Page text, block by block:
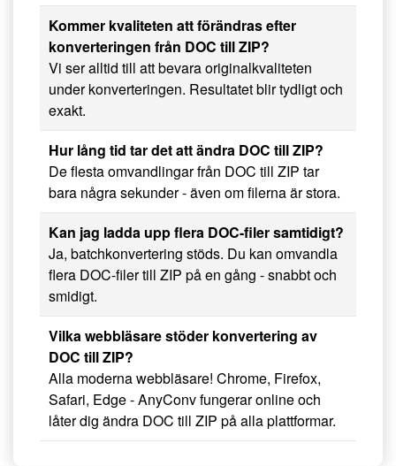
Kommer kvaliteten att förändras efter
konverteringen från DOC till ZIP?
Vi ser alltid till att bevara originalkvaliteten
under konverteringen. Resultatet blir tydligt och
exakt.
Hur lång tid tar det att ändra DOC till ZIP?
De flesta omvandlingar från DOC till ZIP tar
bara några sekunder - även om filerna är stora.
Kan jag ladda upp flera DOC-filer samtidigt?
Ja, batchkonvertering stöds. Du kan omvandla
flera DOC-filer till ZIP på en gång - snabbt och
smidigt.
Vilka webbläsare stöder konvertering av
DOC till ZIP?
Alla moderna webbläsare! Chrome, Firefox,
Safari, Edge - AnyConv fungerar online och
låter dig ändra DOC till ZIP på alla plattformar.